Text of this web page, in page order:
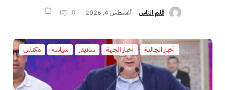
قلم الناس أغسطس 4, 2026 0
أخبار الجالية أخبار الجهة سلايدر سياسة مكناس